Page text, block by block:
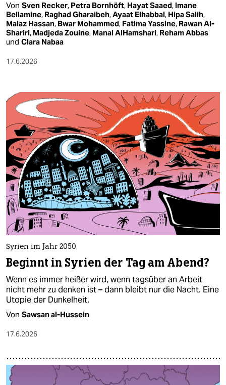
Von Sven Recker, Petra Bornhöft, Hayat Saaed, Imane
Bellamine, Raghad Gharaibeh,Ayaat Elhabbal, Hipa Salih,
Malaz Hassan, Bwar Mohammed, Fatima Yassine, Rawan Al-
Shariri, Madjeda Zouine, Manal AlHamshari, Reham Abbas
und Clara Nabaa
17.6.2026
Syrien im Jahr 2050
Beginnt in Syrien der Tag am Abend?
Wenn es immer heißer wird, wenn tagsüber an Arbeit
nicht mehr zu denken ist – dann bleibt nur die Nacht. Eine
Utopie der Dunkelheit.
Von Sawsan al-Hussein
17.6.2026